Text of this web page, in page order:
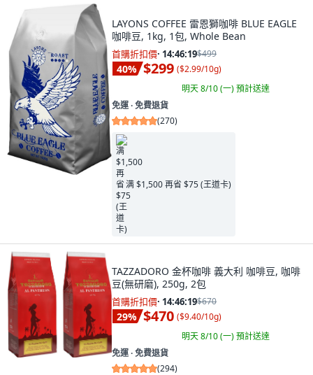
LAYONS COFFEE 雷恩獅咖啡 BLUE EAGLE
咖啡豆, 1kg, 1包, Whole Bean
首購折扣價· 14:46:17$499
40% $299 ($2.99/10g)
明天 8/10 (一)預計送達
免運 ∙ 免費退貨
(270)
满 $1,500 再省 $75 (王道卡)
TAZZADORO 金杯咖啡 義大利 咖啡豆, 咖啡
豆(無研磨), 250g, 2包
首購折扣價· 14:46:17$670
29% $470 ($9.40/10g)
明天 8/10 (一)預計送達
免運 ∙ 免費退貨
(294)